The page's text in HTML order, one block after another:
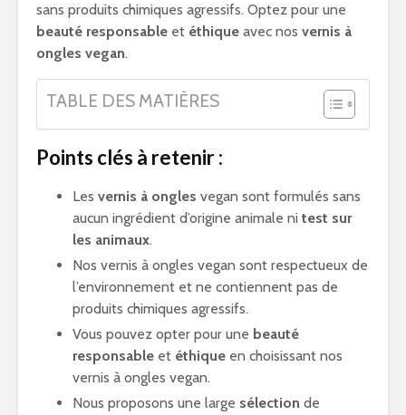
sans produits chimiques agressifs. Optez pour une
beauté responsable et éthique avec nos vernis à
ongles vegan.
TABLE DES MATIÈRES
Points clés à retenir :
Les vernis à ongles vegan sont formulés sans
aucun ingrédient d’origine animale ni test sur
les animaux.
Nos vernis à ongles vegan sont respectueux de
l’environnement et ne contiennent pas de
produits chimiques agressifs.
Vous pouvez opter pour une beauté
responsable et éthique en choisissant nos
vernis à ongles vegan.
Nous proposons une large sélection de